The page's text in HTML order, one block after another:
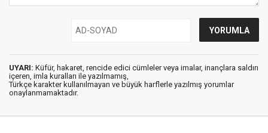
UYARI: Küfür, hakaret, rencide edici cümleler veya imalar, inançlara saldırı
içeren, imla kuralları ile yazılmamış,
Türkçe karakter kullanılmayan ve büyük harflerle yazılmış yorumlar
onaylanmamaktadır.